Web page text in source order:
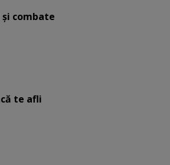
combate
te afli